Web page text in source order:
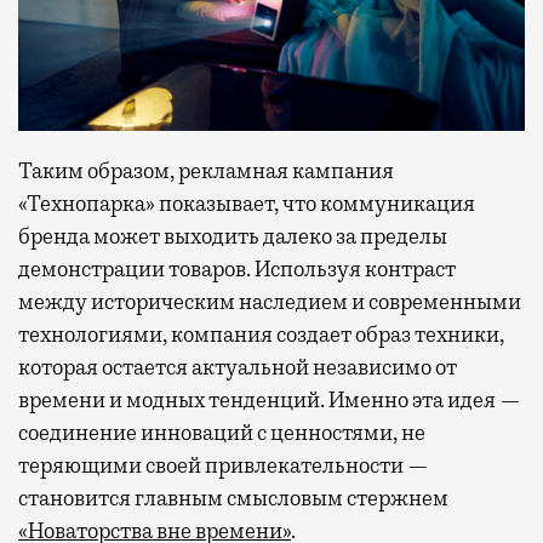
Таким образом, рекламная кампания
«Технопарка» показывает, что коммуникация
бренда может выходить далеко за пределы
демонстрации товаров. Используя контраст
между историческим наследием и современными
технологиями, компания создает образ техники,
которая остается актуальной независимо от
времени и модных тенденций. Именно эта идея —
соединение инноваций с ценностями, не
теряющими своей привлекательности —
становится главным смысловым стержнем
«Новаторства вне времени».